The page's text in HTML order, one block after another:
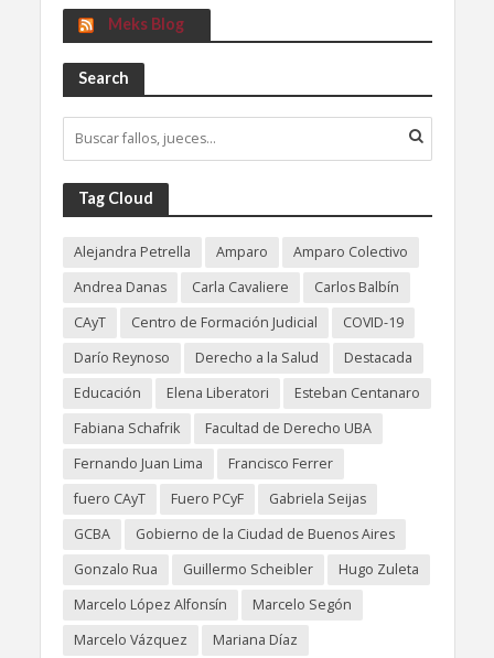
Meks Blog
Search
Tag Cloud
Alejandra Petrella Amparo
Amparo Colectivo
Andrea Danas
Carla Cavaliere
Carlos Balbín
CAyT
Centro de Formación Judicial
COVID-19
Darío Reynoso
Derecho a la Salud
Destacada
Educación
Elena Liberatori
Esteban Centanaro
Fabiana Schafrik
Facultad de Derecho UBA
Fernando Juan Lima
Francisco Ferrer
fuero CAyT
Fuero PCyF
Gabriela Seijas
GCBA
Gobierno de la Ciudad de Buenos Aires
Gonzalo Rua
Guillermo Scheibler
Hugo Zuleta
Marcelo López Alfonsín
Marcelo Segón
Marcelo Vázquez
Mariana Díaz